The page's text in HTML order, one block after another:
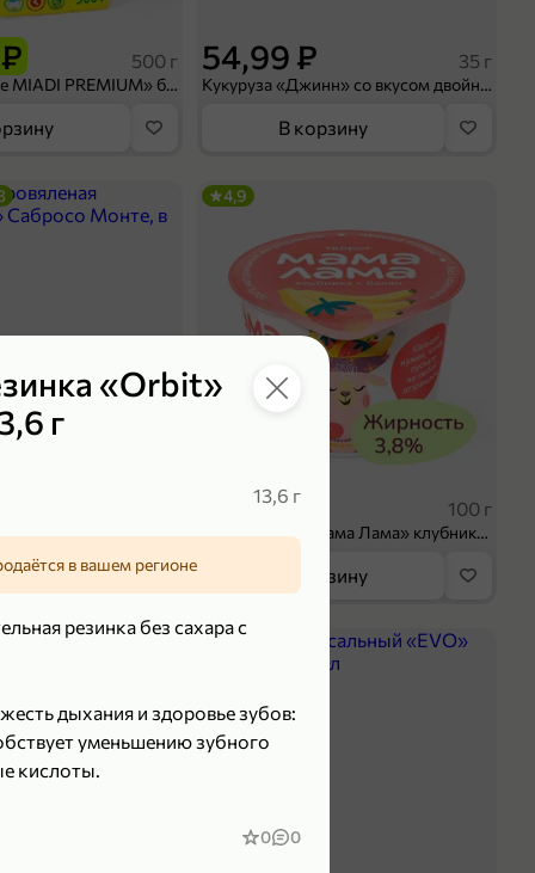
«Orbit»
г
13,6 г
в вашем регионе
резинка без сахара с
дыхания и здоровье зубов:
уменьшению зубного
кислоты.
0 0
500 г
Рис «TaMashAe MIADI PREMIUM» басмати пропаренный, 500 г
54,99 ₽ 35 г
Кукуруза «Джинн» со вкусом двойного сыра и чили, 35 г
В корзину
Колбаса сыровяленая «ИНДИлайт» Сабросо Монте, в нарезке, 70 г
39,99 ₽ 100 г
Творог 3.8% «Мама Лама» клубника-банан, 100 г
4,9
В корзину